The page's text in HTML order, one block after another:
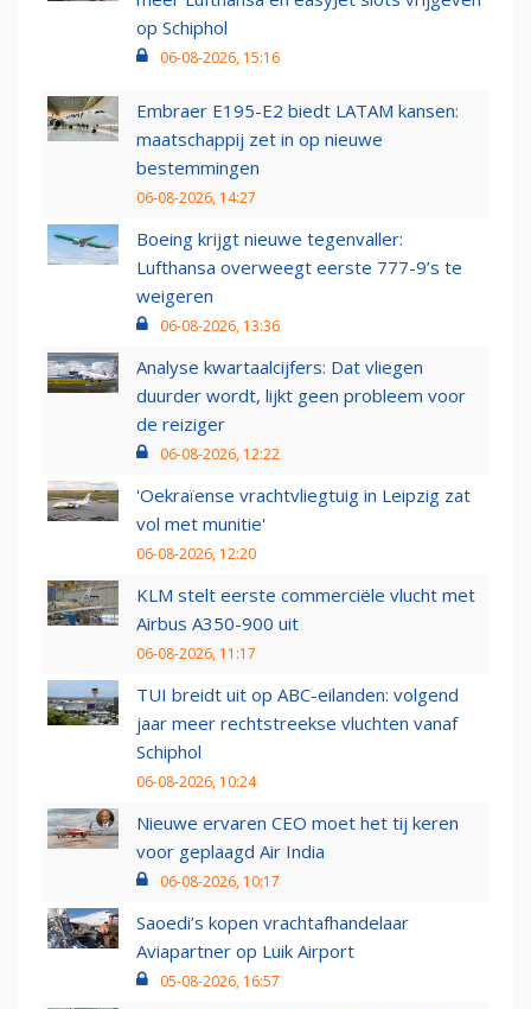
op Schiphol
06-08-2026, 15:16
Embraer E195-E2 biedt LATAM kansen:
maatschappij zet in op nieuwe
bestemmingen
06-08-2026, 14:27
Boeing krijgt nieuwe tegenvaller:
Lufthansa overweegt eerste 777-9’s te
weigeren
06-08-2026, 13:36
Analyse kwartaalcijfers: Dat vliegen
duurder wordt, lijkt geen probleem voor
de reiziger
06-08-2026, 12:22
'Oekraïense vrachtvliegtuig in Leipzig zat
vol met munitie'
06-08-2026, 12:20
KLM stelt eerste commerciële vlucht met
Airbus A350-900 uit
06-08-2026, 11:17
TUI breidt uit op ABC-eilanden: volgend
jaar meer rechtstreekse vluchten vanaf
Schiphol
06-08-2026, 10:24
Nieuwe ervaren CEO moet het tij keren
voor geplaagd Air India
06-08-2026, 10:17
Saoedi’s kopen vrachtafhandelaar
Aviapartner op Luik Airport
05-08-2026, 16:57